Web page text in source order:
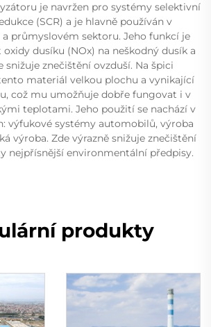
je navržen pro systémy selektivní
(SCR) a je hlavně používán v
průmyslovém sektoru. Jeho funkcí je
dusíku (NOx) na neškodný dusík a
snižuje znečištění ovzduší. Na špici
materiál velkou plochu a vynikající
což mu umožňuje dobře fungovat i v
teplotami. Jeho použití se nachází v
výfukové systémy automobilů, výroba
výroba. Zde výrazně snižuje znečištění
nejpřísnější environmentální předpisy.
produkty